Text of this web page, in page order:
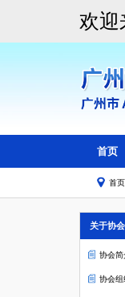
欢
首页
首页
关于协会
协会简
协会组